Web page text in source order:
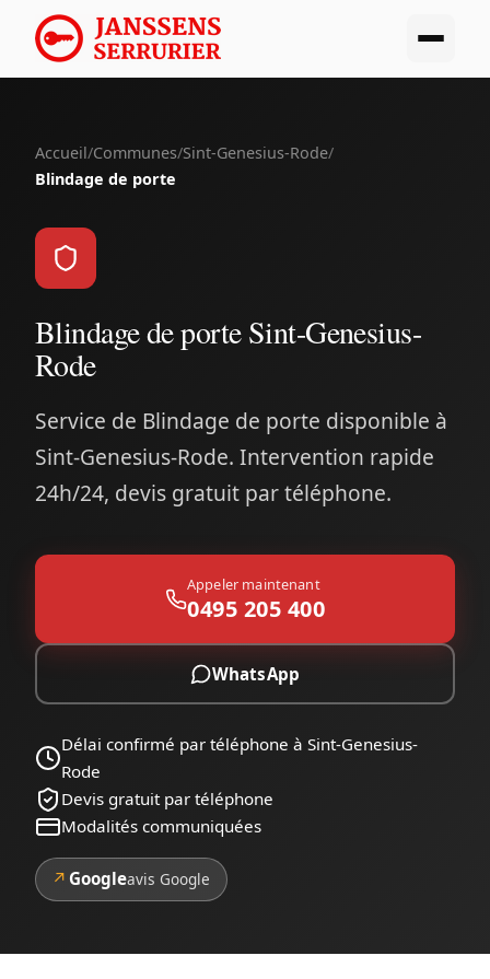
Accueil/Communes/Sint-Genesius-Rode/
Blindage de porte
Blindage de porte Sint-Genesius-
Rode
Service de Blindage de porte disponible à
Sint-Genesius-Rode. Intervention rapide
24h/24, devis gratuit par téléphone.
Appeler maintenant
0495 205 400
WhatsApp
Délai confirmé par téléphone à Sint-Genesius-
Rode
Devis gratuit par téléphone
Modalités communiquées
↗ Googleavis Google